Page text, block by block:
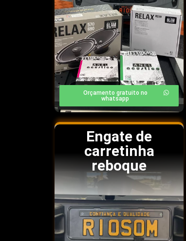
Orçamento gratuito no
whatsapp
Engate de
carretinha
reboque